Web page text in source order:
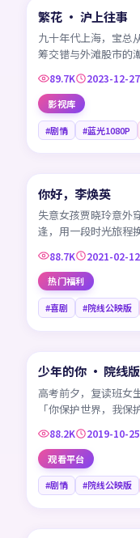
CN
繁花 · 沪上往事
九十年代上海，宝总
筹交错与外滩股市的
89.7K 2023-12-27
影视库
#剧情 #蓝光1080P
CN
你好，李焕英
失意女孩贾晓玲意外
逢，用一段时光旅程
88.7K 2021-02-12
热门福利
#喜剧 #院线公映版
HK
少年的你 · 院线版
高考前夕，复读班女
「你保护世界，我保
88.2K 2019-10-25
观看平台
#剧情 #院线公映版